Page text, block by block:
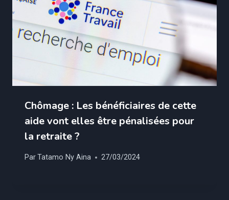
Chômage : Les bénéficiaires de cette
aide vont elles être pénalisées pour
la retraite ?
ParTatamo Ny Aina 27/03/2024